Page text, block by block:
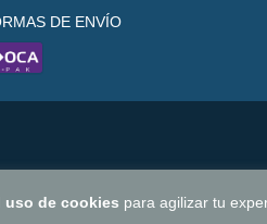
uso de cookies para agilizar tu
DE ENVÍO